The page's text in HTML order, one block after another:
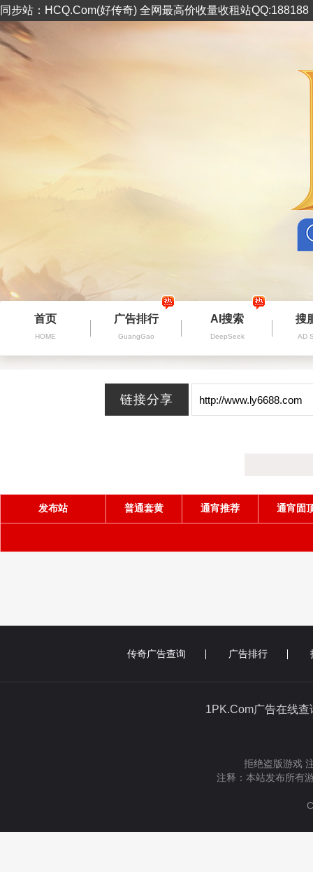
同步站：HCQ.Com(好传奇) 全网最高价收量收租站
首页
HOME
广告排行
GuangGao
AI搜索
DeepSeek
搜
AD
发布站 普通套黄 通宵推荐 通宵固
传奇广告查询 广告排行
1PK.Com广告在
拒绝盗版游戏
注释：本站发布所有